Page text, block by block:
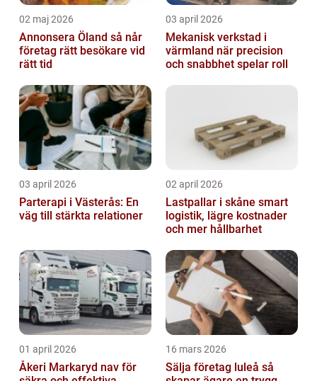
02 maj 2026
Annonsera Öland så når
företag rätt besökare vid
rätt tid
03 april 2026
Mekanisk verkstad i
värmland när precision
och snabbhet spelar roll
03 april 2026
Parterapi i Västerås: En
väg till stärkta relationer
02 april 2026
Lastpallar i skåne smart
logistik, lägre kostnader
och mer hållbarhet
01 april 2026
Åkeri Markaryd nav för
16 mars 2026
Sälja företag luleå så